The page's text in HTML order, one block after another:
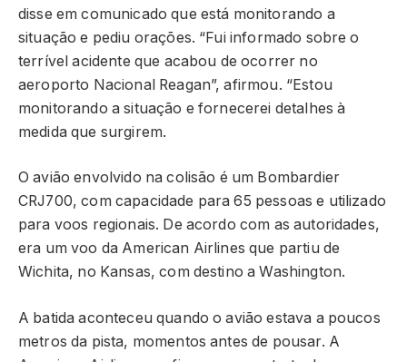
disse em comunicado que está monitorando a
situação e pediu orações. “Fui informado sobre o
terrível acidente que acabou de ocorrer no
aeroporto Nacional Reagan”, afirmou. “Estou
monitorando a situação e fornecerei detalhes à
medida que surgirem.
O avião envolvido na colisão é um Bombardier
CRJ700, com capacidade para 65 pessoas e utilizado
para voos regionais. De acordo com as autoridades,
era um voo da American Airlines que partiu de
Wichita, no Kansas, com destino a Washington.
A batida aconteceu quando o avião estava a poucos
metros da pista, momentos antes de pousar. A